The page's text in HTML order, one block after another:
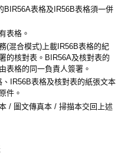
BIR56A表格及IR56B表格須一併
表格。
(混合模式)上載IR56B表格的紀
的核對表。BIR56A及核對表的
表格的同一負責人簽署。
IR56B表格及核對表的紙張文本
件。
/ 圖文傳真本 / 掃描本交回上述